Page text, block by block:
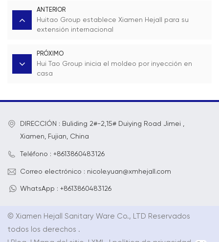
ANTERIOR
Huitao Group establece Xiamen Hejall para su
extensión internacional
PRÓXIMO
Hui Tao Group inicia el moldeo por inyección en
casa
DIRECCIÓN : Buliding 2#-2,15# Duiying Road Jimei ,
Xiamen, Fujian, China
Teléfono : +8613860483126
Correo electrónico : nicole.yuan@xmhejall.com
WhatsApp : +8613860483126
© Xiamen Hejall Sanitary Ware Co., LTD Reservados
todos los derechos .